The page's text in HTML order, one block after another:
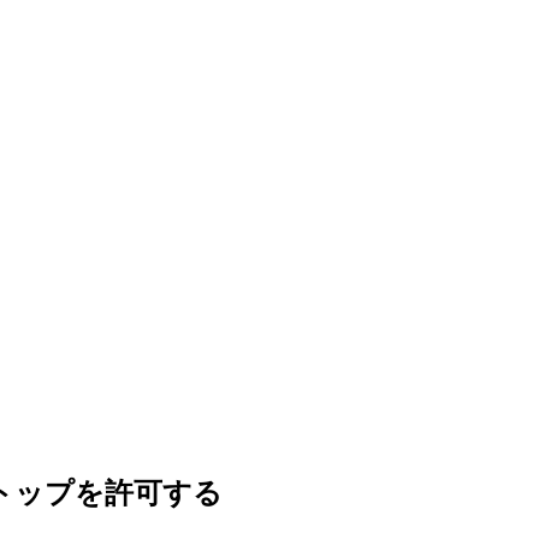
ップを許可する